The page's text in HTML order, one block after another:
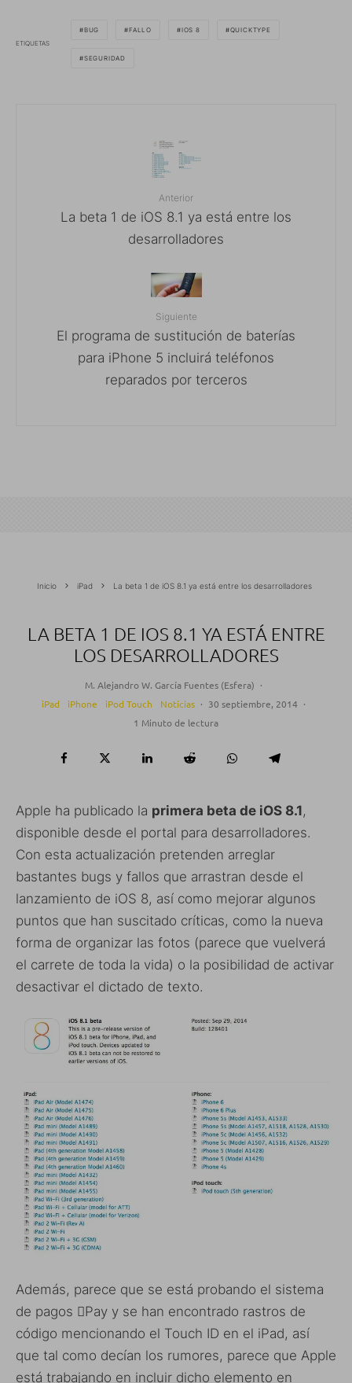
ETIQUETAS
BUG FALLO IOS 8 QUICKTYPE
SEGURIDAD
Anterior
La beta 1 de iOS 8.1 ya está entre los
desarrolladores
Siguiente
El programa de sustitución de baterías
para iPhone 5 incluirá teléfonos
reparados por terceros
Inicio iPad La beta 1 de iOS 8.1 ya está entre los desarrolladores
LA BETA 1 DE IOS 8.1 YA ESTÁ ENTRE
LOS DESARROLLADORES
M. Alejandro W. García Fuentes (Esfera) ·
iPad
iPhone iPod Touch Noticias · 30 septiembre, 2014 ·
1 Minuto de lectura
Apple ha publicado la primera beta de iOS 8.1,
disponible desde el portal para desarrolladores.
Con esta actualización pretenden arreglar
bastantes bugs y fallos que arrastran desde el
lanzamiento de iOS 8, así como mejorar algunos
puntos que han suscitado críticas, como la nueva
forma de organizar las fotos (parece que vuelverá
el carrete de toda la vida) o la posibilidad de activar
desactivar el dictado de texto.
Además, parece que se está probando el sistema
de pagos Pay y se han encontrado rastros de
código mencionando el Touch ID en el iPad, así
que tal como decían los rumores, parece que Apple
está trabajando en incluir dicho elemento en